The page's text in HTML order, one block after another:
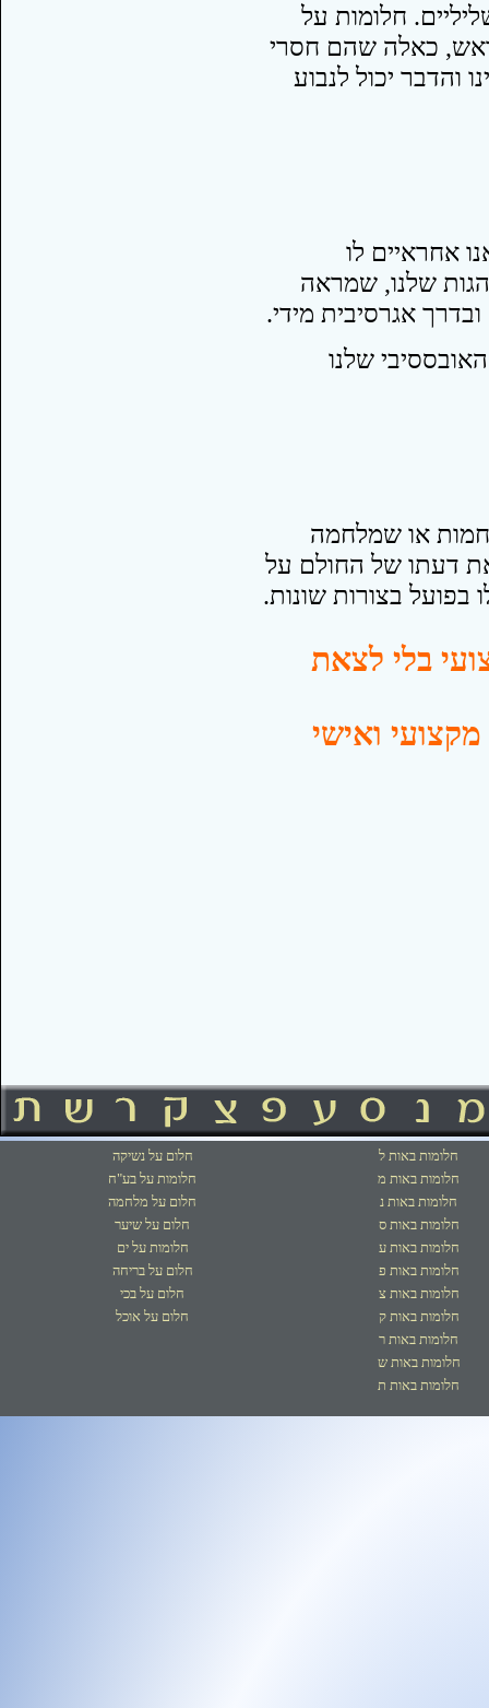
חלומות על
כאלה שהם חסרי
והדבר יכול לנבוע
אחראיים לו
שלנו, שמראה
אגרסיבית מידי.
שלנו
או שמלחמה
דעתו של החולם על
בצורות שונות.
בלי לצאת
מייעוץ מקצועי ואישי
חלומות באות ל
חלומות באות מ
חלומות באות נ
חלומות באות ס
חלומות באות ע
חלומות באות פ
חלומות באות צ
חלומות באות ק
חלומות באות ר
חלומות באות ש
חלומות באות ת
חלום על נשיקה
חלומות על בע"ח
חלום על מלחמה
חלום על שיער
חלומות על ים
חלום על בריחה
חלום על בכי
חלום על אוכל